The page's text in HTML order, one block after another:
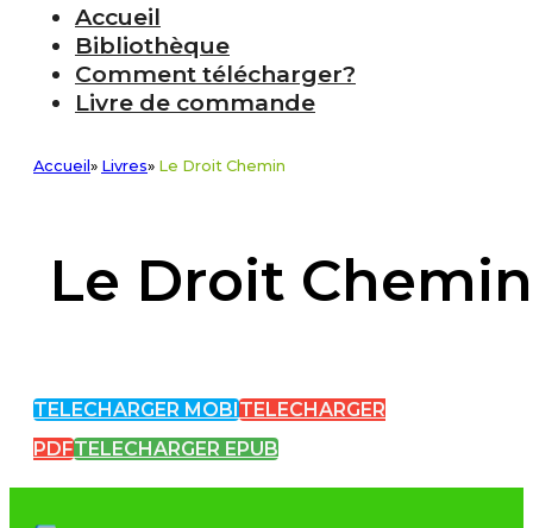
Accueil
Bibliothèque
Comment télécharger?
Livre de commande
Accueil » Livres» Le Droit Chemin
Le Droit Chemin
TELECHARGER MOBI TELECHARGER
PDFTELECHARGER EPUB